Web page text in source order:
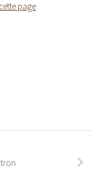
cette page.